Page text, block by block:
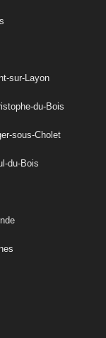
sur-Layon
du-Bois
sous-Cholet
du-Bois